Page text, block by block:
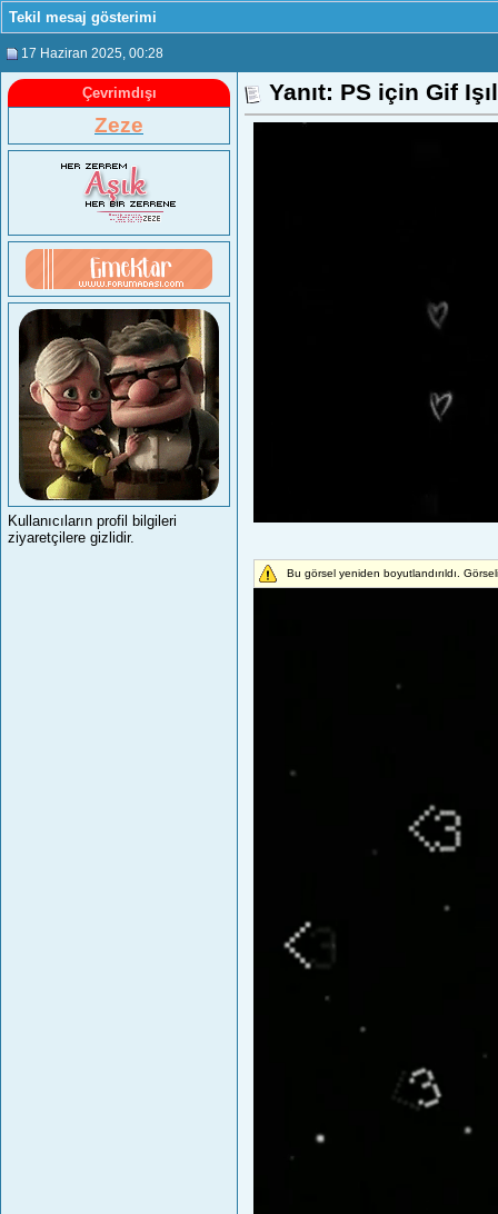
Tekil mesaj gösterimi
17 Haziran 2025 , 00:28
Çevrimdışı
Zeze
Kullanıcıların profil bilgileri
ziyaretçilere gizlidir.
Yanıt: PS için Gif
Bu görsel yeniden boyutlandırıldı.